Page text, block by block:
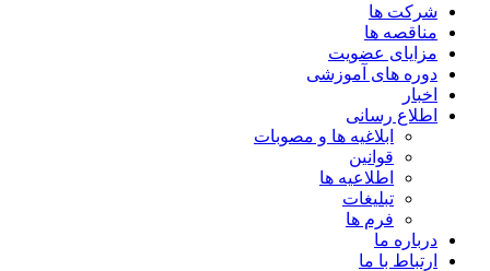
شرکت ها
مناقصه ها
مزایای عضویت
دوره های آموزشی
اخبار
اطلاع رسانی
ابلاغیه ها و مصوبات
قوانین
اطلاعیه ها
تبلیغات
فرم ها
درباره ما
ارتباط با ما